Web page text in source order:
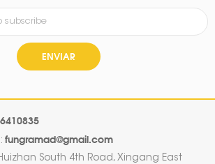
ENVIAR
fungramad@gmail.com
South 4th Road, Xingang East